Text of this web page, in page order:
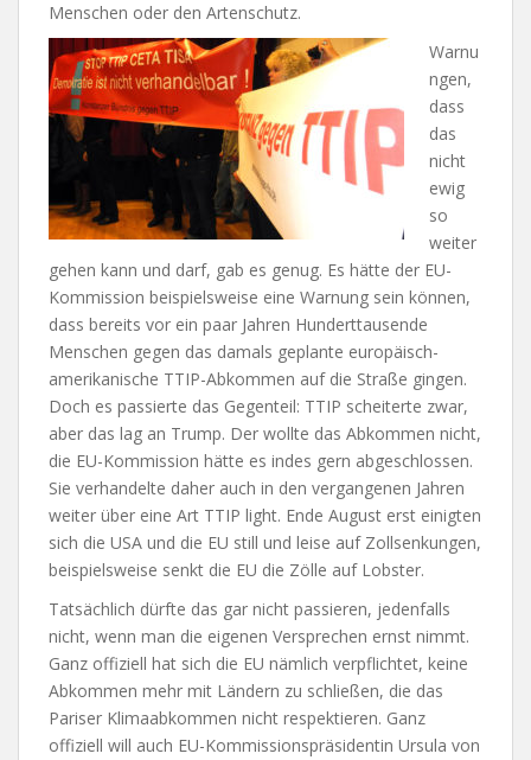
Menschen oder den Artenschutz.
Warnu
ngen,
dass
das
nicht
ewig
so
weiter
gehen kann und darf, gab es genug. Es hätte der EU-
Kommission beispielsweise eine Warnung sein können,
dass bereits vor ein paar Jahren Hunderttausende
Menschen gegen das damals geplante europäisch-
amerikanische TTIP-Abkommen auf die Straße gingen.
Doch es passierte das Gegenteil: TTIP scheiterte zwar,
aber das lag an Trump. Der wollte das Abkommen nicht,
die EU-Kommission hätte es indes gern abgeschlossen.
Sie verhandelte daher auch in den vergangenen Jahren
weiter über eine Art TTIP light. Ende August erst einigten
sich die USA und die EU still und leise auf Zollsenkungen,
beispielsweise senkt die EU die Zölle auf Lobster.
Tatsächlich dürfte das gar nicht passieren, jedenfalls
nicht, wenn man die eigenen Versprechen ernst nimmt.
Ganz offiziell hat sich die EU nämlich verpflichtet, keine
Abkommen mehr mit Ländern zu schließen, die das
Pariser Klimaabkommen nicht respektieren. Ganz
offiziell will auch EU-Kommissionspräsidentin Ursula von